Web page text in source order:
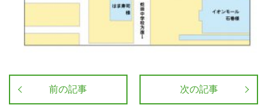
前の記事 次の記事